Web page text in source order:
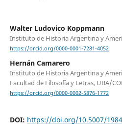
Walter Ludovico Koppmann
Instituto de Historia Argentina y
https://orcid.org/0000-0001-7281-4052
Hernán Camarero
Instituto de Historia Argentina y
Facultad de Filosofía y Letras, UBA/
https://orcid.org/0000-0002-5876-1772
DOI: https://doi.org/10.5007/